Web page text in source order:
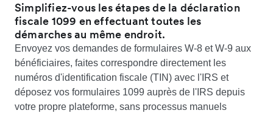
Simplifiez-vous les étapes de la déclaration
fiscale 1099 en effectuant toutes les
démarches au même endroit.
Envoyez vos demandes de formulaires W-8 et W-9 aux
bénéficiaires, faites correspondre directement les
numéros d'identification fiscale (TIN) avec l'IRS et
déposez vos formulaires 1099 auprès de l'IRS depuis
votre propre plateforme, sans processus manuels